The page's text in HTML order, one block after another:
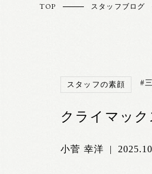
TOP スタッフブログ
スタッフの素顔 #
クライマック
小菅 幸洋 |